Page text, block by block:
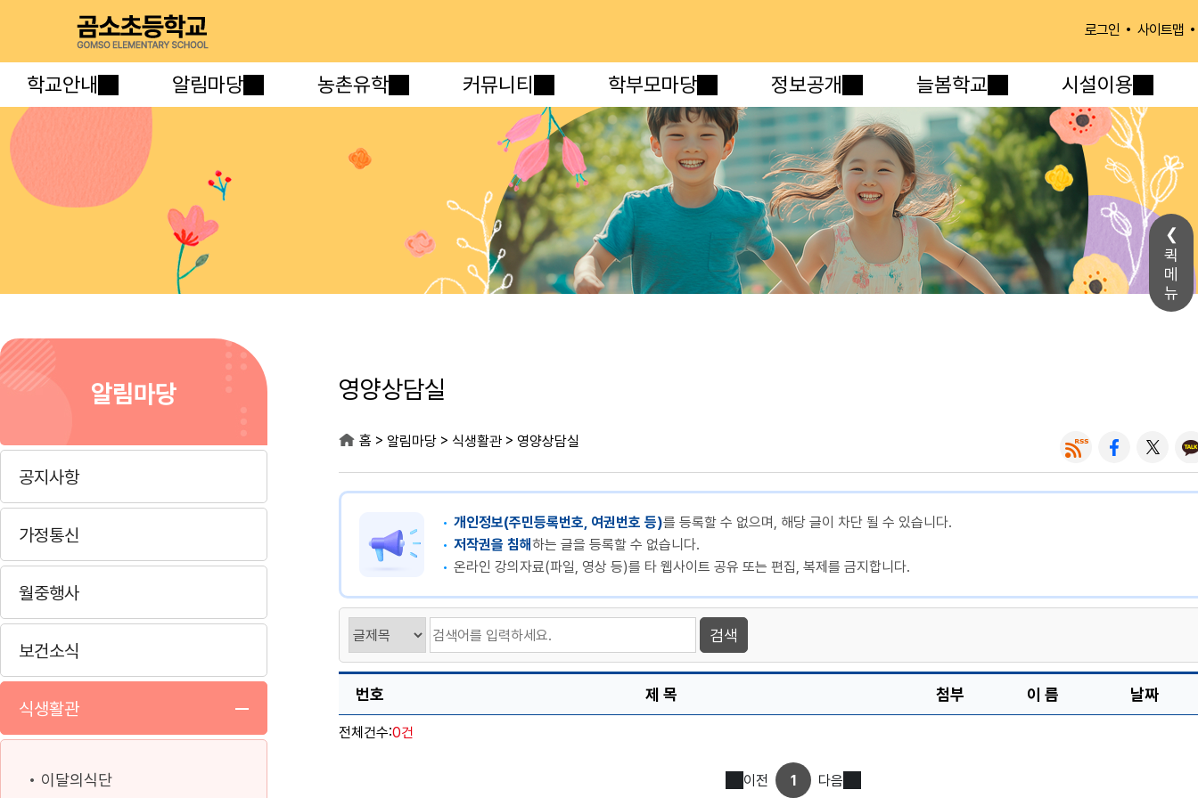
퀵
메
뉴
로그인 사이트맵
학교안내 알림마당 농촌유학 커뮤니티 학부모마당 정보공개 늘봄학교 시설이용
알림마당
공지사항
가정통신
월중행사
보건소식
식생활관
이달의식단
영양상담실
홈 > 알림마당 > 식생활관 > 영양상담실
개인정보(주민등록번호, 여권번호 등)를 등록할 수 없으며, 해당 글이 차단 될 수 있습니다.
저작권을 침해하는 글을 등록할 수 없습니다.
온라인 강의자료(파일, 영상 등)를 타 웹사이트 공유 또는 편집, 복제를 금지합니다.
번호 제 목 첨부 이 름 날짜
전체건수:0건
이전 1 다음